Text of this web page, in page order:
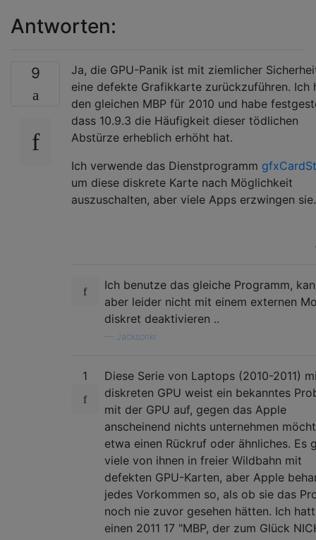
com.apple.driver.AppleUSBTCButtons  240.2
com.apple.driver.AppleIRController  325.7
com.apple.BootCache 35
com.apple.driver.AppleUSBCardReader 3.4.1
com.apple.iokit.SCSITaskUserClient  3.6.6
com.apple.driver.XsanFilter 404
com.apple.driver.AppleUSBHub    666.4.0
com.apple.driver.AirPort.Brcm4331
com.apple.iokit.AppleBCM5701Ethernet
com.apple.driver.AppleRTC   2.0
com.apple.driver.AppleHPET  1.8
com.apple.driver.AppleSMBIOS    2.1
com.apple.driver.AppleACPIEC    2.0
com.apple.nke.applicationfirewall   153
com.apple.security.quarantine   3
com.apple.driver.IOBluetoothHIDDriver
com.apple.driver.AppleMultitouchDriver
com.apple.AppleGraphicsDeviceControl
com.apple.iokit.IOSerialFamily  10.0.7
com.apple.kext.triggers 1.0
com.apple.iokit.IOSurface   91.1
com.apple.iokit.IOBluetoothFamily
com.apple.driver.DspFuncLib 2.6.1f2
Antworten:
9
Ja, die GPU-Panik ist mit ziemlicher
eine defekte Grafikkarte zurückzuführen. Ich
den gleichen MBP für 2010 und habe
dass 10.9.3 die Häufigkeit dieser tödlichen
Abstürze erheblich erhöht hat.
Ich verwende das Dienstprogramm
um diese diskrete Karte nach Möglichkeit
auszuschalten, aber viele Apps erzwingen sie.
Ich benutze das gleiche Programm,
aber leider nicht mit einem externen
diskret deaktivieren ..
Jacksonkr
1
Diese Serie von Laptops (2010-2011)
diskreten GPU weist ein bekanntes
mit der GPU auf, gegen das Apple
anscheinend nichts unternehmen
etwa einen Rückruf oder ähnliches. Es
viele von ihnen in freier Wildbahn mit
defekten GPU-Karten, aber Apple
jedes Vorkommen so, als ob sie das
noch nie zuvor gesehen hätten. Ich
einen 2011 17 "MBP, der zum Glück